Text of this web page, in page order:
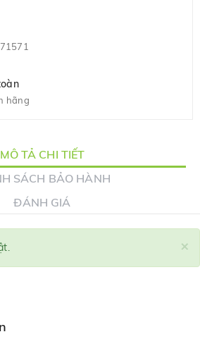
hãng
MÔ TẢ CHI TIẾT
SÁCH BẢO HÀNH
ĐÁNH GIÁ
×